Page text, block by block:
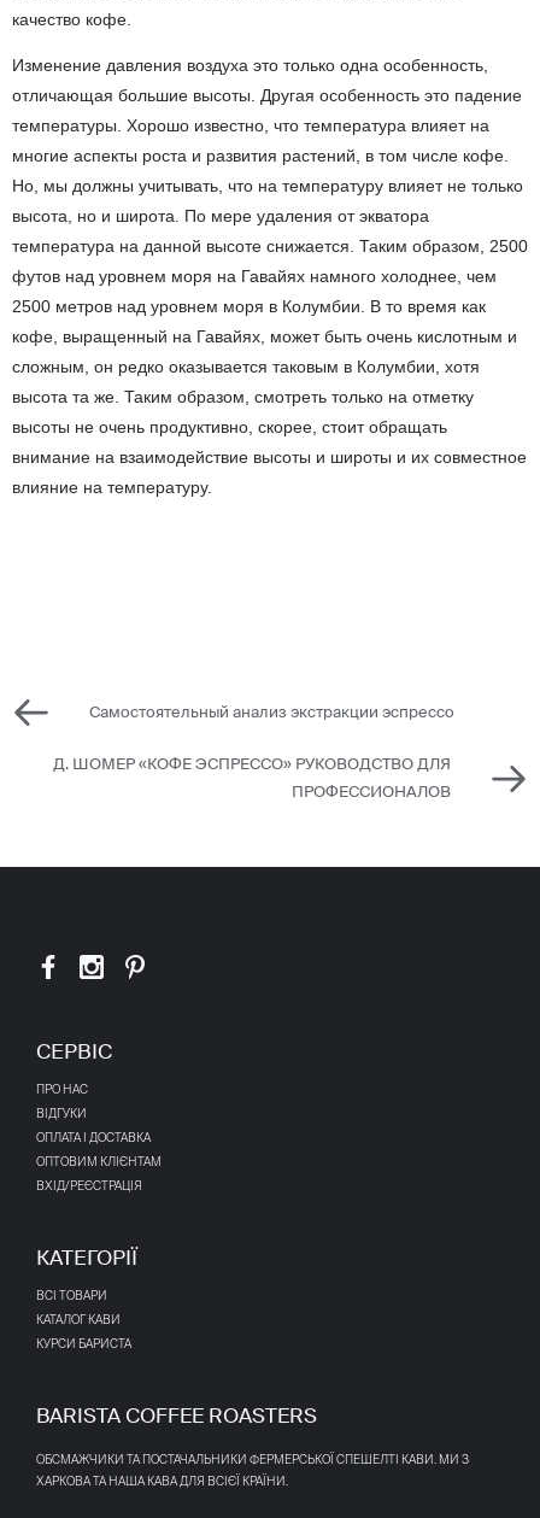
качество кофе.
Изменение давления воздуха это только одна особенность,
отличающая большие высоты. Другая особенность это падение
температуры. Хорошо известно, что температура влияет на
многие аспекты роста и развития растений, в том числе кофе.
Но, мы должны учитывать, что на температуру влияет не только
высота, но и широта. По мере удаления от экватора
температура на данной высоте снижается. Таким образом, 2500
футов над уровнем моря на Гавайях намного холоднее, чем
2500 метров над уровнем моря в Колумбии. В то время как
кофе, выращенный на Гавайях, может быть очень кислотным и
сложным, он редко оказывается таковым в Колумбии, хотя
высота та же. Таким образом, смотреть только на отметку
высоты не очень продуктивно, скорее, стоит обращать
внимание на взаимодействие высоты и широты и их совместное
влияние на температуру.
Самостоятельный анализ экстракции эспрессо
Д. ШОМЕР «КОФЕ ЭСПРЕССО» РУКОВОДСТВО ДЛЯ
ПРОФЕССИОНАЛОВ
СЕРВІС
ПРО НАС
ВІДГУКИ
ОПЛАТА І ДОСТАВКА
ОПТОВИМ КЛІЄНТАМ
ВХІД/РЕЄСТРАЦІЯ
КАТЕГОРІЇ
ВСІ ТОВАРИ
КАТАЛОГ КАВИ
КУРСИ БАРИСТА
BARISTA COFFEE ROASTERS
ОБСМАЖЧИКИ ТА ПОСТАЧАЛЬНИКИ ФЕРМЕРСЬКОЇ СПЕШЕЛТІ КАВИ. МИ З
ХАРКОВА ТА НАША КАВА ДЛЯ ВСІЄЇ КРАЇНИ.